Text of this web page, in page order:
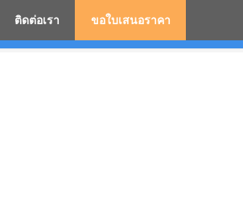
ติดต่อเรา ขอใบเสนอราคา
ร่มพรีเมี่ยม ร่มตอนเดียว ร่มกอล์ฟ ร่ม